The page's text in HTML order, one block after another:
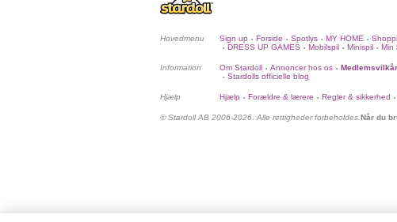
Hovedmenu Sign up • Forside • Spotlys • MY HOME •
• DRESS UP GAMES • Mobilspil • Minispil • Min
Information Om Stardoll • Annoncer hos os • Medlemsvilkår
• Stardolls officielle blog
Hjælp Hjælp • Forældre & lærere • Regler & sikkerhed •
© Stardoll AB 2006-2026. Alle rettigheder forbeholdes. Når du